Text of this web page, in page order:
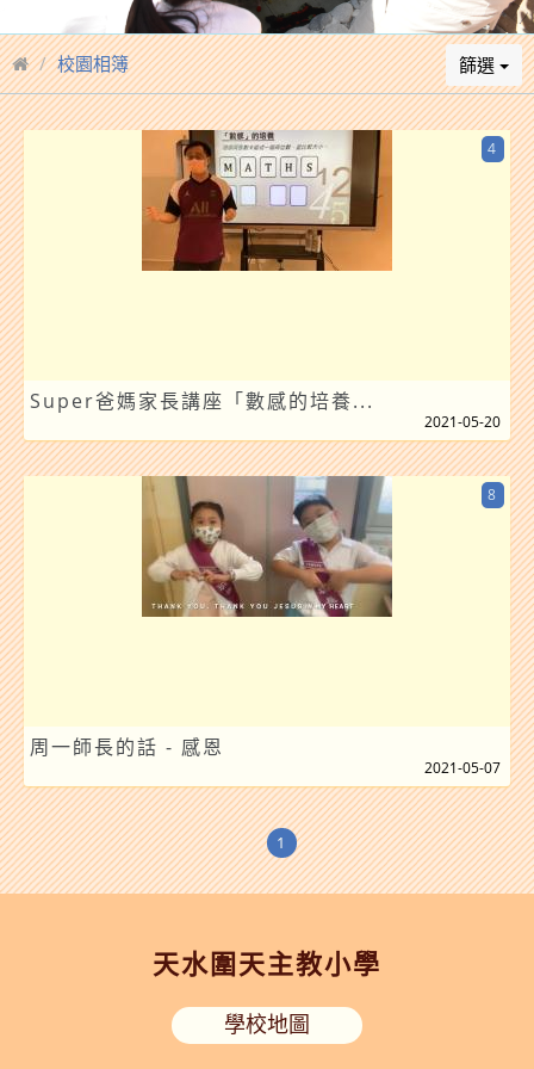
校園相簿 篩選
Super爸媽家長講座「數感的培養...
4
2021-05-20
周一師長的話 - 感恩
8
2021-05-07
1
天水圍天主教小學
學校地圖